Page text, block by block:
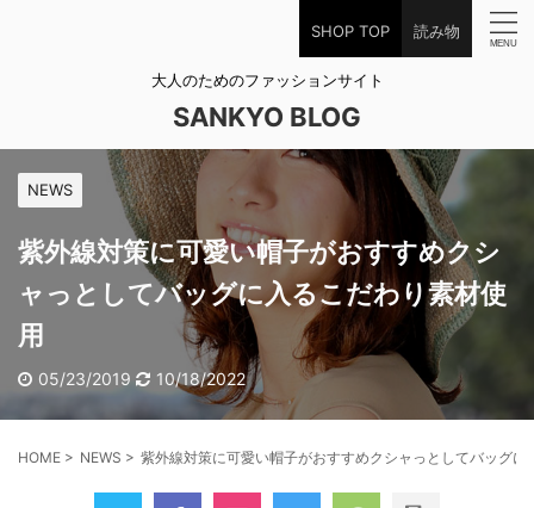
SHOP TOP 読み物
大人のためのファッションサイト
SANKYO BLOG
NEWS
紫外線対策に可愛い帽子がおすすめクシ
ャっとしてバッグに入るこだわり素材使
用
05/23/2019 10/18/2022
HOME > NEWS > 紫外線対策に可愛い帽子がおすすめクシャっとしてバッグに